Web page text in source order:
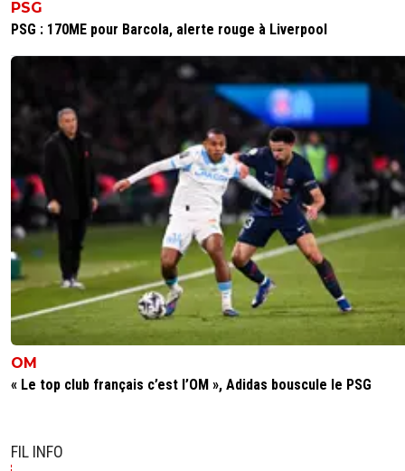
PSG
PSG : 170ME pour Barcola, alerte rouge à Liverpool
OM
« Le top club français c’est l’OM », Adidas bouscule le PSG
FIL INFO